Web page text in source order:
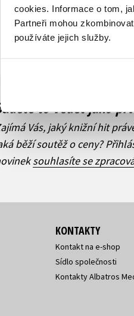
cookies. Informace o tom,
Partneři mohou
používáte jejich služby.
to vědět jako
Vás, jaký knižní hit
běží soutěž o ceny?
souhlasíte se
KONTAKTY
Kontakt na e-shop
Sídlo společnosti
Kontakty Albatros